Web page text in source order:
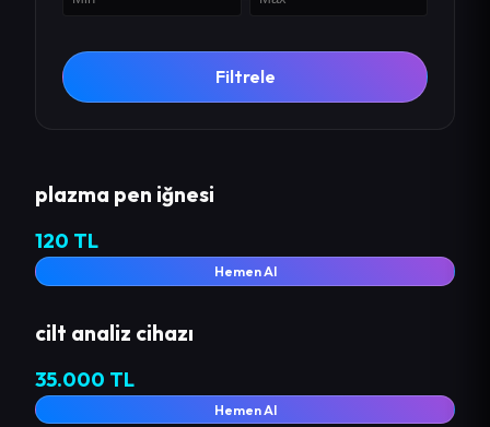
Filtrele
plazma pen iğnesi
120 TL
Hemen Al
cilt analiz cihazı
35.000 TL
Hemen Al